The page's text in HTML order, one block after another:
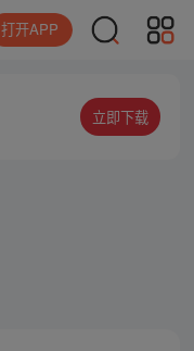
打开APP
立即下载